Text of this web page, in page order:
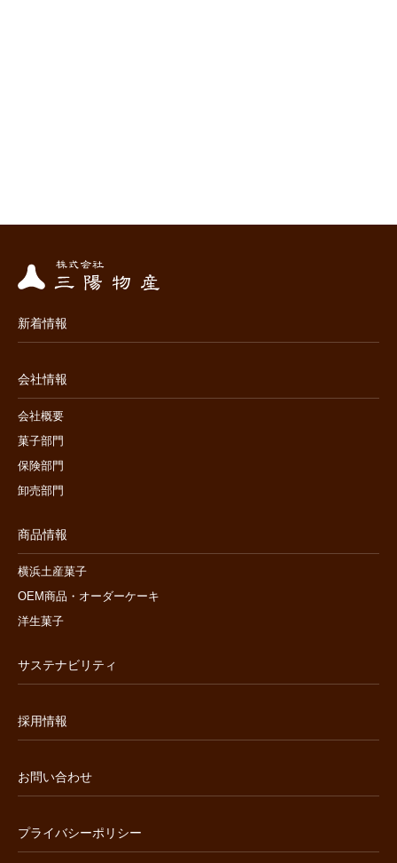
新着情報
会社情報
会社概要
菓子部門
保険部門
卸売部門
商品情報
横浜土産菓子
OEM商品・オーダーケーキ
洋生菓子
サステナビリティ
採用情報
お問い合わせ
プライバシーポリシー